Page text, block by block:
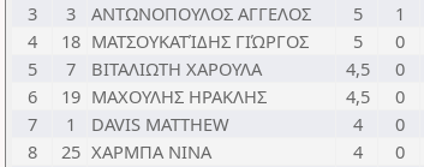
3
3 ΑΝΤΩΝΟΠΟΥΛΟΣ ΑΓΓΕΛΟΣ 5 1
4
18 ΜΑΤΣΟΥΚΑΤΊΔΗΣ ΓΙΏΡΓΟΣ 5 0
5
7 ΒΙΤΑΛΙΩΤΗ ΧΑΡΟΥΛΑ 4,5 0
6
19 ΜΑΧΟΥΛΗΣ ΗΡΑΚΛΗΣ 4,5 0
7
1 DAVIS MATTHEW 4 0
8
25 ΧΑΡΜΠΑ ΝΙΝΑ 4 0